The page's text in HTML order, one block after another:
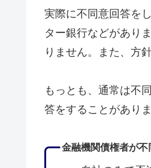
実際に不同意回答を
ター銀行などがあり
りません。また、方
もっとも、通常は不
答をすることがあり
金融機関債権者が